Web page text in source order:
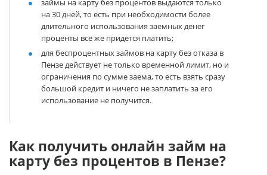
займы на карту без процентов выдаются только
на 30 дней, то есть при необходимости более
длительного использования заемных денег
проценты все же придется платить;
для беспроцентных займов на карту без отказа в
Пензе действует не только временной лимит, но и
ограничения по сумме заема, то есть взять сразу
большой кредит и ничего не заплатить за его
использование не получится.
Как получить онлайн займ на
карту без процентов в Пензе?